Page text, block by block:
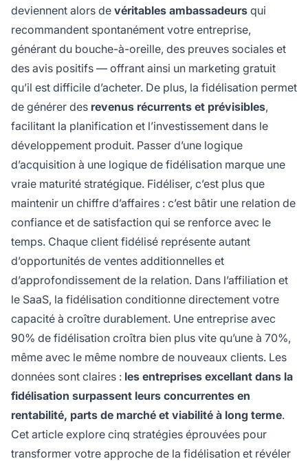
deviennent alors de véritables ambassadeurs qui
recommandent spontanément votre entreprise,
générant du bouche-à-oreille, des preuves sociales et
des avis positifs — offrant ainsi un marketing gratuit
qu’il est difficile d’acheter. De plus, la fidélisation permet
de générer des revenus récurrents et prévisibles,
facilitant la planification et l’investissement dans le
développement produit. Passer d’une logique
d’acquisition à une logique de fidélisation marque une
vraie maturité stratégique. Fidéliser, c’est plus que
maintenir un chiffre d’affaires : c’est bâtir une relation de
confiance et de satisfaction qui se renforce avec le
temps. Chaque client fidélisé représente autant
d’opportunités de ventes additionnelles et
d’approfondissement de la relation. Dans l’affiliation et
le SaaS, la fidélisation conditionne directement votre
capacité à croître durablement. Une entreprise avec
90% de fidélisation croîtra bien plus vite qu’une à 70%,
même avec le même nombre de nouveaux clients. Les
données sont claires : les entreprises excellant dans la
fidélisation surpassent leurs concurrentes en
rentabilité, parts de marché et viabilité à long terme.
Cet article explore cinq stratégies éprouvées pour
transformer votre approche de la fidélisation et révéler